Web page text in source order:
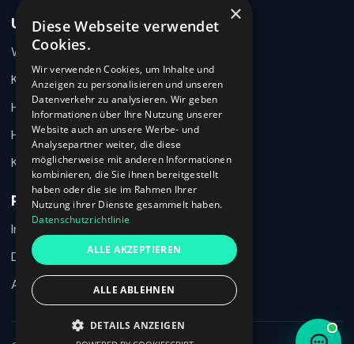
Unternehmen
Warum 360HR
Kontakt
Hilfecenter
HR-Wissen
Karriere
Rechtliches
Impressum
Datenschutz
AGB
Wie können wir helfen?
hier im Chat zurück.
Ich habe den Datenschutzhinweis verstanden und möchte meine
Nachricht an 360HR übermitteln.
×
Diese Webseite verwendet
Cookies.
Wir verwenden Cookies, um Inhalte und
Anzeigen zu personalisieren und unseren
Datenverkehr zu analysieren. Wir geben
Informationen über Ihre Nutzung unserer
Website auch an unsere Werbe- und
Analysepartner weiter, die diese
möglicherweise mit anderen Informationen
kombinieren, die Sie ihnen bereitgestellt
haben oder die sie im Rahmen Ihrer
Nutzung ihrer Dienste gesammelt haben.
Datenschutzrichtlinie
ALLE AKZEPTIEREN
ALLE ABLEHNEN
DETAILS ANZEIGEN